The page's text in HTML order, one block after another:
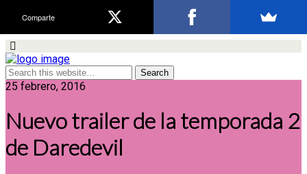
25 febrero, 2016
Nuevo trailer de la temporada 2
de Daredevil
Comparte